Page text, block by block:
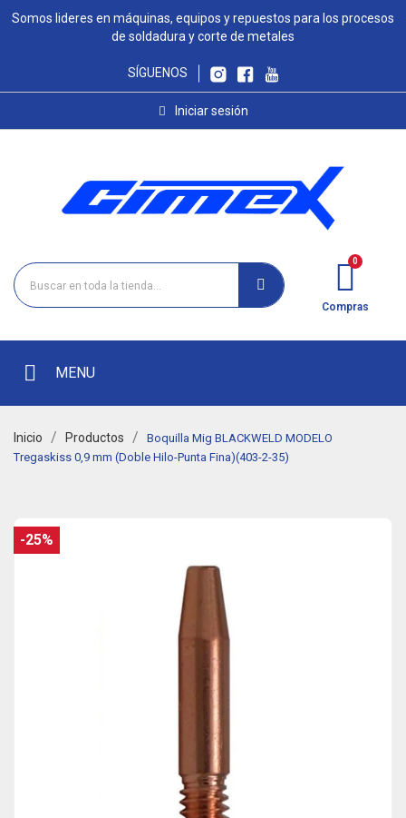
Somos lideres en máquinas, equipos y repuestos para los procesos
de soldadura y corte de metales
SÍGUENOS
Iniciar sesión
Compras
MENU
Inicio Productos
Boquilla Mig BLACKWELD MODELO
Tregaskiss 0,9 mm (Doble Hilo-Punta Fina)(403-2-35)
-25%